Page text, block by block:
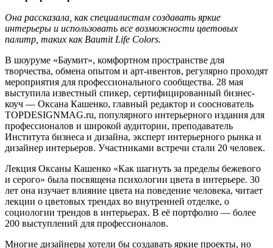
Она рассказала, как специалистам создавать яркие
интерьеры и использовать все возможности цветовых
палитр, таких как Baumit Life Colors.
В шоуруме «Баумит», комфортном пространстве для
творчества, обмена опытом и арт-ивентов, регулярно проходят
мероприятия для профессионального сообщества. 28 мая
выступила известный спикер, сертифицированный бизнес-
коуч — Оксана Кашенко, главный редактор и сооснователь
TOPDESIGNMAG.ru, популярного интерьерного издания для
профессионалов и широкой аудитории, преподаватель
Института бизнеса и дизайна, эксперт интерьерного рынка и
дизайнер интерьеров. Участниками встречи стали 20 человек.
Лекция Оксаны Кашенко «Как шагнуть за пределы бежевого
и серого» была посвящена психологии цвета в интерьере. 30
лет она изучает влияние цвета на поведение человека, читает
лекции о цветовых трендах во внутренней отделке, о
социологии трендов в интерьерах. В её портфолио — более
200 выступлений для профессионалов.
Многие дизайнеры хотели бы создавать яркие проекты, но